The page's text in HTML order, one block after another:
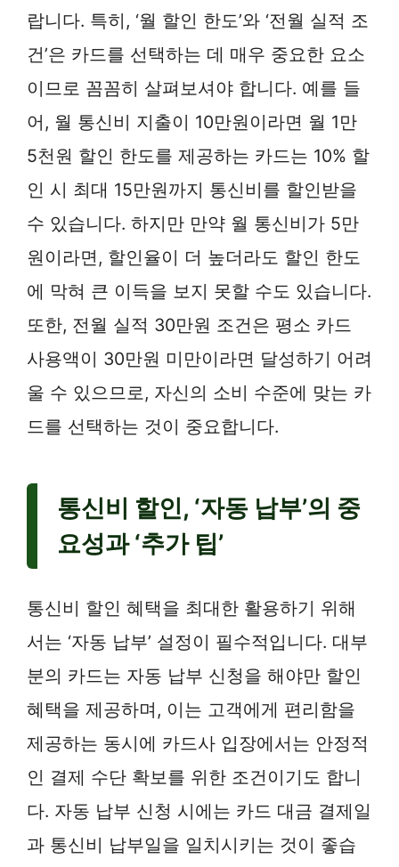
랍니다. 특히, ‘월 할인 한도’와 ‘전월 실적 조
건’은 카드를 선택하는 데 매우 중요한 요소
이므로 꼼꼼히 살펴보셔야 합니다. 예를 들
어, 월 통신비 지출이 10만원이라면 월 1만
5천원 할인 한도를 제공하는 카드는 10% 할
인 시 최대 15만원까지 통신비를 할인받을
수 있습니다. 하지만 만약 월 통신비가 5만
원이라면, 할인율이 더 높더라도 할인 한도
에 막혀 큰 이득을 보지 못할 수도 있습니다.
또한, 전월 실적 30만원 조건은 평소 카드
사용액이 30만원 미만이라면 달성하기 어려
울 수 있으므로, 자신의 소비 수준에 맞는 카
드를 선택하는 것이 중요합니다.
통신비 할인, ‘자동 납부’의 중
요성과 ‘추가 팁’
통신비 할인 혜택을 최대한 활용하기 위해
서는 ‘자동 납부’ 설정이 필수적입니다. 대부
분의 카드는 자동 납부 신청을 해야만 할인
혜택을 제공하며, 이는 고객에게 편리함을
제공하는 동시에 카드사 입장에서는 안정적
인 결제 수단 확보를 위한 조건이기도 합니
다. 자동 납부 신청 시에는 카드 대금 결제일
과 통신비 납부일을 일치시키는 것이 좋습